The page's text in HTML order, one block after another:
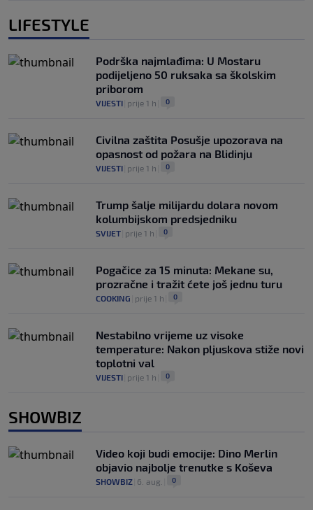
LIFESTYLE
Podrška najmlađima: U Mostaru
podijeljeno 50 ruksaka sa školskim
priborom
VIJESTI prije 1 h 0
Civilna zaštita Posušje upozorava na
opasnost od požara na Blidinju
VIJESTI prije 1 h 0
Trump šalje milijardu dolara novom
kolumbijskom predsjedniku
SVIJET prije 1 h 0
Pogačice za 15 minuta: Mekane su,
prozračne i tražit ćete još jednu turu
COOKING prije 1 h 0
Nestabilno vrijeme uz visoke
temperature: Nakon pljuskova stiže novi
toplotni val
VIJESTI prije 1 h 0
SHOWBIZ
Video koji budi emocije: Dino Merlin
objavio najbolje trenutke s Koševa
SHOWBIZ 6. aug. 0